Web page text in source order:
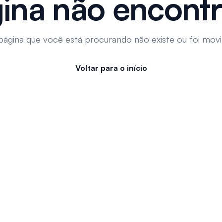
não
que você está procurando não existe ou foi
Voltar para o início